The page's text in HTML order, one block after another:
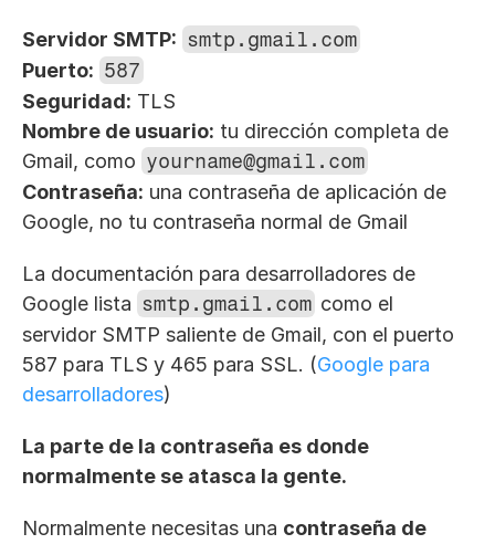
Servidor SMTP: smtp.gmail.com
Puerto: 587
Seguridad: TLS
Nombre de usuario: tu dirección completa de
Gmail, como yourname@gmail.com
Contraseña: una contraseña de aplicación de
Google, no tu contraseña normal de Gmail
La documentación para desarrolladores de
Google lista smtp.gmail.com como el
servidor SMTP saliente de Gmail, con el puerto
587 para TLS y 465 para SSL. (Google para
desarrolladores)
La parte de la contraseña es donde
normalmente se atasca la gente.
Normalmente necesitas una contraseña de